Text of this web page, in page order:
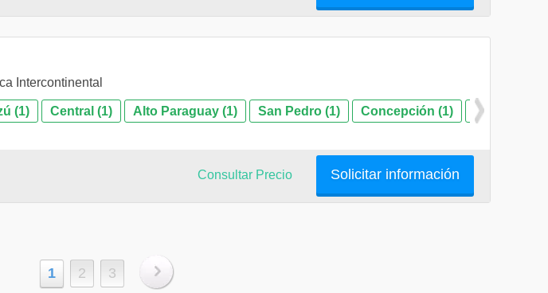
Intercontinental
(1) Central (1) Alto Paraguay (1) San Pedro (1) Concepción (1) Itapúa (1)
Solicitar información
Consultar Precio
1 2 3